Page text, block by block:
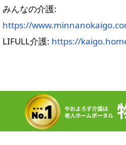
みんなの介護:
https://
LIFULL介護: https://